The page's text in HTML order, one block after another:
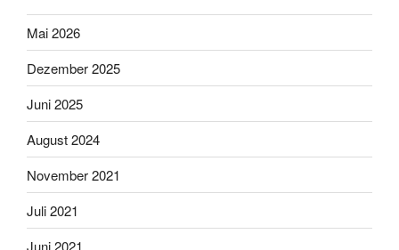
Mai 2026
Dezember 2025
Juni 2025
August 2024
November 2021
Juli 2021
Juni 2021